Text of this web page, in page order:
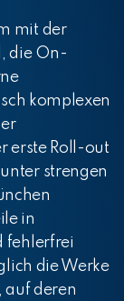
mit der
die On-
komplexen
erste Roll-out
strengen
in
fehlerfrei
die Werke
auf deren